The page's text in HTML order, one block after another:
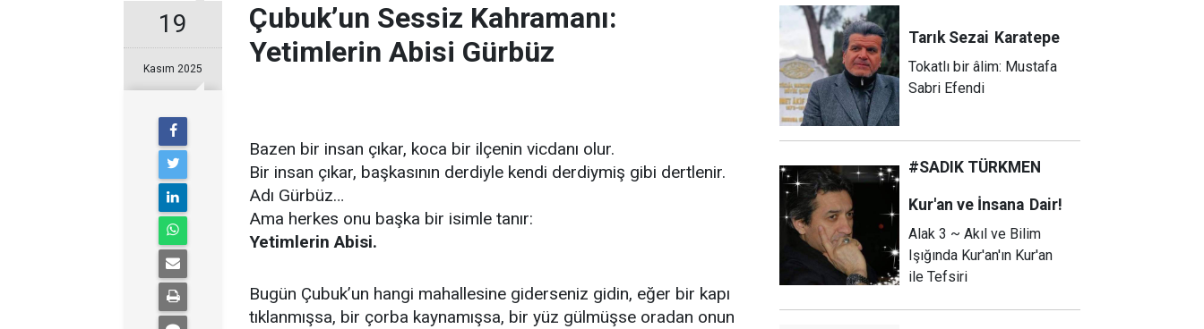
19
Kasım 2025
Çubuk’un Sessiz Kahramanı:
Yetimlerin Abisi Gürbüz
Bazen bir insan çıkar, koca bir ilçenin vicdanı olur.
Bir insan çıkar, başkasının derdiyle kendi derdiymiş gibi dertlenir.
Adı Gürbüz…
Ama herkes onu başka bir isimle tanır:
Yetimlerin Abisi.
Bugün Çubuk’un hangi mahallesine giderseniz gidin, eğer bir kapı
tıklanmışsa, bir çorba kaynamışsa, bir yüz gülmüşse oradan onun
Tarık Sezai Karatepe
Tokatlı bir âlim: Mustafa
Sabri Efendi
#SADIK TÜRKMEN
Kur'an ve İnsana Dair!
Alak 3 ~ Akıl ve Bilim
Işığında Kur'an'ın Kur'an
ile Tefsiri